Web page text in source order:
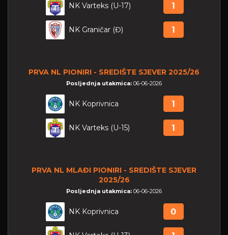
NK Varteks (U-17) 1
NK Graničar (Đ) 1
PRVA NL PIONIRI - SREDIŠTE SJEVER 2025/26
Posljednja utakmica: 06-06-2026
NK Koprivnica 1
NK Varteks (U-15) 1
PRVA NL MLAĐI PIONIRI - SREDIŠTE SJEVER
2025/26
Posljednja utakmica: 06-06-2026
NK Koprivnica 0